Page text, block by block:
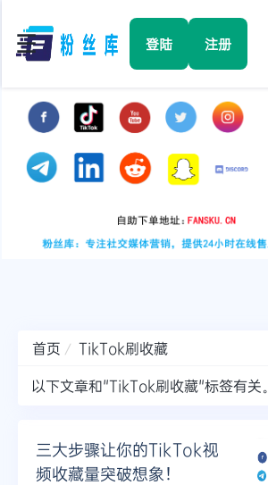
☰ 登陆 注册
首页
TikTok刷收藏
以下文章和"TikTok刷收藏"标签有关。
三大步骤让你的TikTok视
频收藏量突破想象！